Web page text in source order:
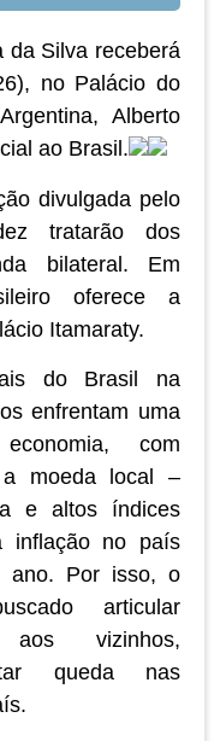
da Silva receberá
no Palácio do
Alberto
ao Brasil.
divulgada pelo
tratarão dos
bilateral. Em
oferece a
Itamaraty.
do Brasil na
enfrentam uma
com
moeda local –
e altos índices
inflação no país
ano. Por isso, o
articular
vizinhos,
queda nas